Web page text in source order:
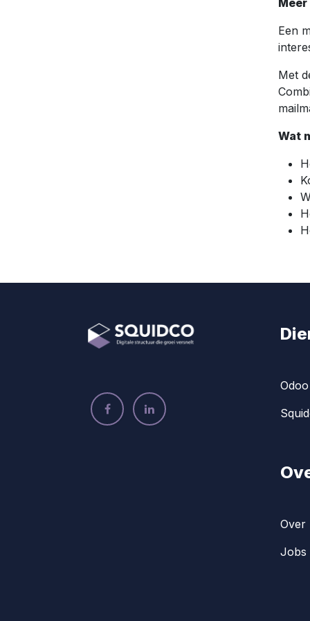
Een
Met
Wat
Over
Jobs